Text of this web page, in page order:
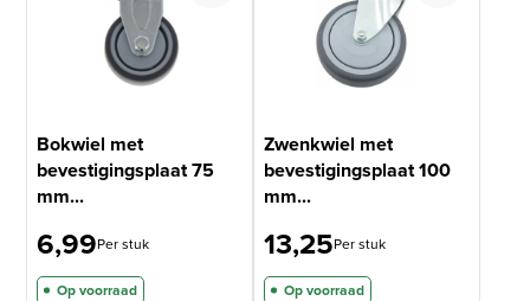
Bokwiel met
bevestigingsplaat 75
mm...
6,99Per stuk
Op voorraad
Zwenkwiel met
bevestigingsplaat 100
mm...
13,25Per stuk
Op voorraad